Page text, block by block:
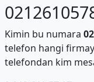
Kimin bu numara
telefon hangi
telefondan kim